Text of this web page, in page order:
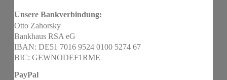
Unsere Bankverbindung:
Otto Zahorsky
Bankhaus RSA eG
IBAN: DE51 7016 9524 0100 5274 67
BIC: GEWNODEF1RME
PayPal